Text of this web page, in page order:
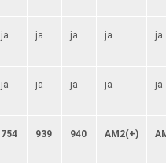
ja ja ja ja ja
ja ja ja ja ja
754 939 940 AM2(+)